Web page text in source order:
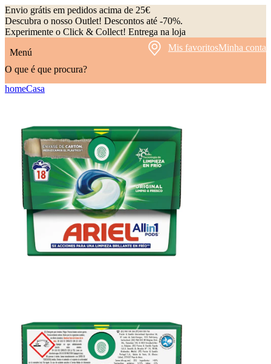
Envio grátis em pedidos acima de 25€
Descubra o nosso Outlet! Descontos até -70%.
Experimente o Click & Collect! Entrega na loja
Menú
Mis favoritosMinha conta
O que é que procura?
homeCasa